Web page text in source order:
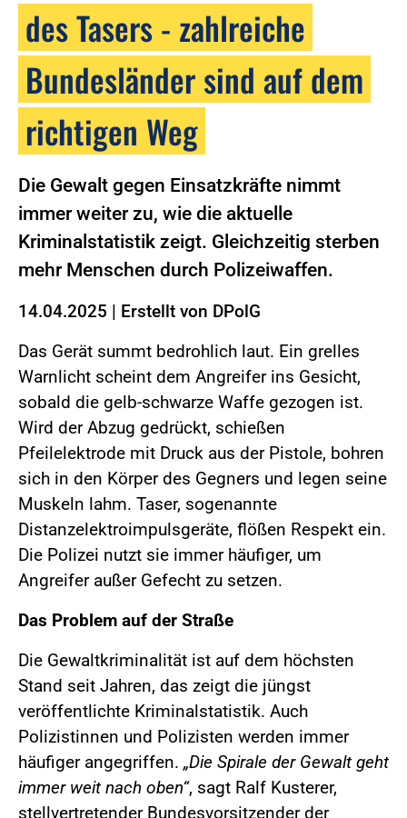
des Tasers - zahlreiche
Bundesländer sind auf dem
richtigen Weg
Die Gewalt gegen Einsatzkräfte nimmt
immer weiter zu, wie die aktuelle
Kriminalstatistik zeigt. Gleichzeitig sterben
mehr Menschen durch Polizeiwaffen.
14.04.2025 | Erstellt von DPolG
Das Gerät summt bedrohlich laut. Ein grelles
Warnlicht scheint dem Angreifer ins Gesicht,
sobald die gelb-schwarze Waffe gezogen ist.
Wird der Abzug gedrückt, schießen
Pfeilelektrode mit Druck aus der Pistole, bohren
sich in den Körper des Gegners und legen seine
Muskeln lahm. Taser, sogenannte
Distanzelektroimpulsgeräte, flößen Respekt ein.
Die Polizei nutzt sie immer häufiger, um
Angreifer außer Gefecht zu setzen.
Das Problem auf der Straße
Die Gewaltkriminalität ist auf dem höchsten
Stand seit Jahren, das zeigt die jüngst
veröffentlichte Kriminalstatistik. Auch
Polizistinnen und Polizisten werden immer
häufiger angegriffen. „Die Spirale der Gewalt geht
immer weit nach oben“, sagt Ralf Kusterer,
stellvertretender Bundesvorsitzender der